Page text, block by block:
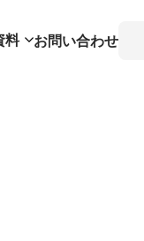
料 お問い合わせ